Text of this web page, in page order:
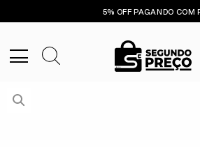
5% OFF PAGANDO COM